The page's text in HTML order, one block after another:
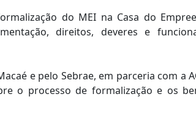
do MEI na Casa do
direitos, deveres e
e pelo Sebrae, em parceria com a
o processo de formalização e os